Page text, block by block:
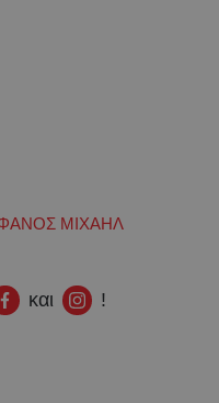
ΜΙΧΑΗΛ
και !